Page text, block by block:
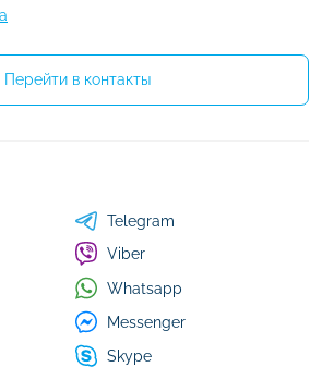
Перейти в контакты
Telegram
Viber
Whatsapp
Messenger
Skype